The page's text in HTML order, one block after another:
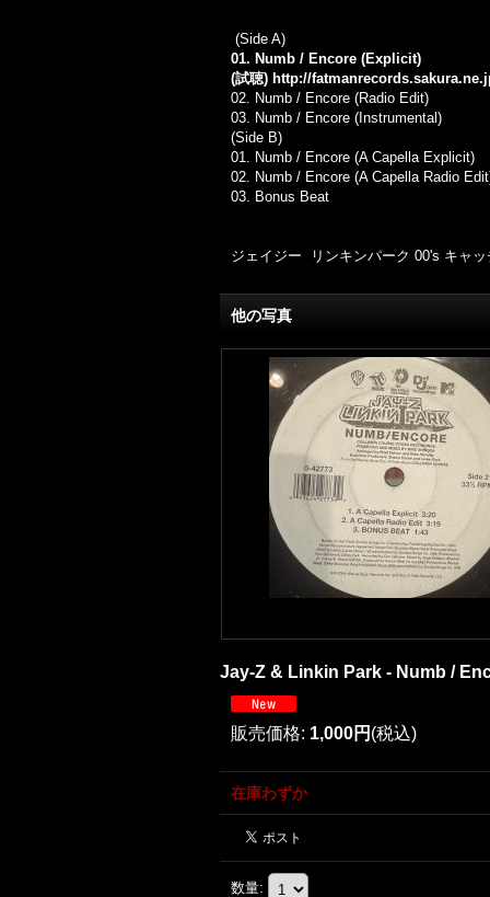
(Side A)
01. Numb / Encore (Explicit)
(試聴) http://
02. Numb / Encore (Radio Edit)
03. Numb / Encore (Instrumental)
(Side B)
01. Numb / Encore (A Capella Explicit)
02. Numb / Encore (A Capella Radio
03. Bonus Beat
ジェイジー リンキンパーク 00's キャッ
他の写真
Jay-Z & Linkin Park - Numb /
販売価格: 1,000円 (税込)
在庫わずか
数量: